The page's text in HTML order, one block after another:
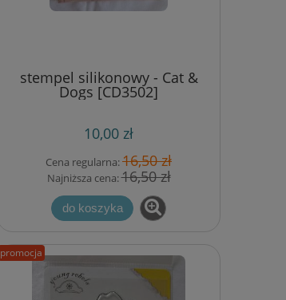
stempel silikonowy - Cat &
Dogs [CD3502]
10,00 zł
Cena regularna:16,50 zł
Najniższa cena:16,50 zł
do koszyka
promocja